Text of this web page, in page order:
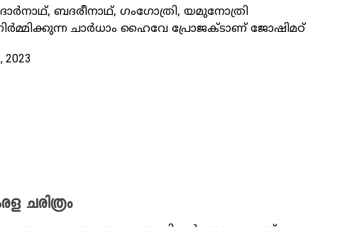
ബദരീനാഥ്, ഗംഗോത്രി, യമുനോത്രി
ചാർധാം ഹൈവേ പ്രോജക്ടാണ് ജോഷിമഠ്
2023
ചരിത്രം